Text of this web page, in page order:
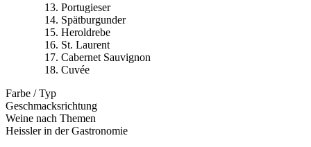
Portugieser
Spätburgunder
Heroldrebe
St. Laurent
Cabernet Sauvignon
Cuvée
Farbe / Typ
Geschmacksrichtung
Weine nach Themen
Heissler in der Gastronomie